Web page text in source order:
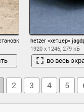
танк орудие пушка
hetzer «хетцер»
1920 x 1246, 279 кБ
во весь
2 3 4 5